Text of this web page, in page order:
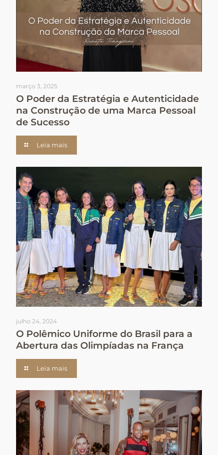
março 3, 2025
O Poder da Estratégia e Autenticidade
na Construção de uma Marca Pessoal
de Sucesso
Leia mais
julho 24, 2024
O Polêmico Uniforme do Brasil para a
Abertura das Olimpíadas na França
Leia mais